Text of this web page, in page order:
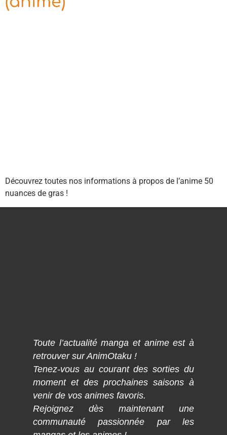
Découvrez toutes nos informations à propos de l’anime 50
nuances de gras !
Toute l’actualité manga et anime est à
retrouver sur AnimOtaku !
Tenez-vous au courant des sorties du
moment et des prochaines saisons à
venir de vos animes favoris.
Rejoignez dès maintenant une
communauté passionnée par les